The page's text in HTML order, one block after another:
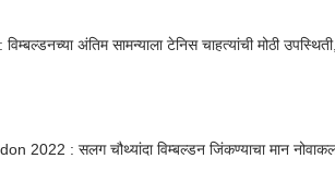
अंतिम सामन्याला टेनिस चाहत्यांची मोठी
2022 : सलग चौथ्यांदा विम्बल्डन जिंकण्याचा मान